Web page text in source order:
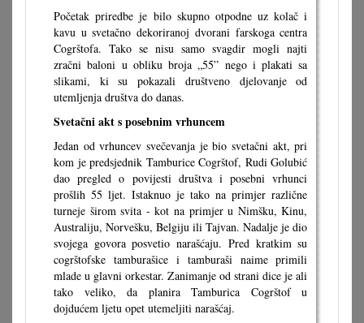
Početak priredbe je bilo skupno otpodne uz kolač i
kavu u svetačno dekoriranoj dvorani farskoga centra
Cogrštofa. Tako se nisu samo svagdir mogli najti
zračni baloni u obliku broja „55” nego i plakati sa
slikami, ki su pokazali društveno djelovanje od
utemljenja društva do danas.
Svetačni akt s posebnim vrhuncem
Jedan od vrhuncev svečevanja je bio svetačni akt, pri
kom je predsjednik Tamburice Cogrštof, Rudi Golubić
dao pregled o povijesti društva i posebni vrhunci
prošlih 55 ljet. Istaknuo je tako na primjer različne
turneje širom svita - kot na primjer u Nimšku, Kinu,
Australiju, Norvešku, Belgiju ili Tajvan. Nadalje je dio
svojega govora posvetio narašćaju. Pred kratkim su
cogrštofske tamburašice i tamburaši naime primili
mlade u glavni orkestar. Zanimanje od strani dice je ali
tako veliko, da planira Tamburica Cogrštof u
dojdućem ljetu opet utemeljiti narašćaj.